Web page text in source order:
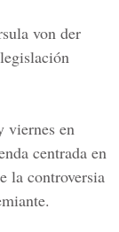
von der
viernes en
centrada en
la controversia